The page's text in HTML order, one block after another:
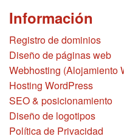
Información
Registro de dominios
Diseño de páginas web
Webhosting (Alojamiento
Hosting WordPress
SEO & posicionamiento
Diseño de logotipos
Política de Privacidad